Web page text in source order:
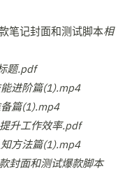
笔记封面和测试脚本相
题.pdf
进阶篇(1).mp4
篇(1).mp4
升工作效率.pdf
方法篇(1).mp4
封面和测试爆款脚本